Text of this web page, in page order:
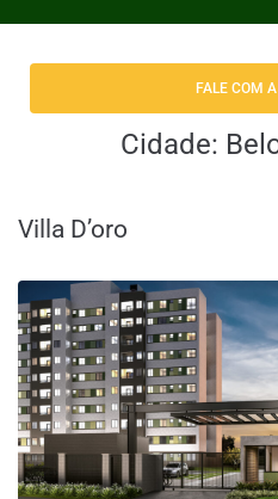
FALE COM
Cidade:
Villa D’oro